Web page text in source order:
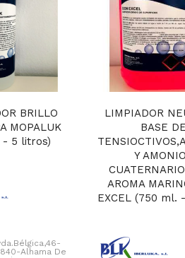
BRILLO
MOPALUK
- 5 litros)
Alhama De
LIMPIADOR
BASE DE
Y
AROMA
EXCEL (750 ml.